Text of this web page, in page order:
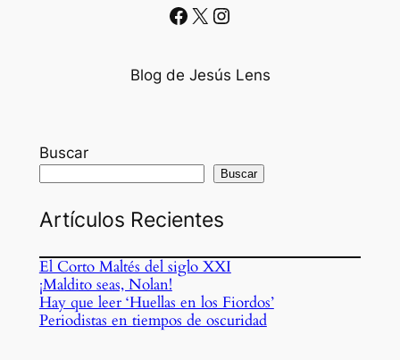
Facebook X Instagram
Blog de Jesús Lens
Buscar
Buscar
Artículos Recientes
El Corto Maltés del siglo XXI
¡Maldito seas, Nolan!
Hay que leer ‘Huellas en los Fiordos’
Periodistas en tiempos de oscuridad